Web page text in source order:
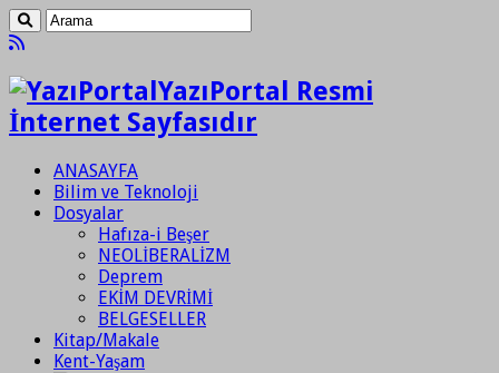
YazıPortal Resmi
İnternet Sayfasıdır
ANASAYFA
Bilim ve Teknoloji
Dosyalar
Hafıza-i Beşer
NEOLİBERALİZM
Deprem
EKİM DEVRİMİ
BELGESELLER
Kitap/Makale
Kent-Yaşam